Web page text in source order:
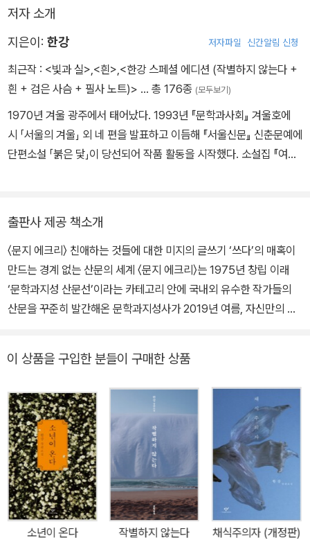
저자 소개
지은이: 한강 저자파일 신간알림 신청
최근작 : <빛과 실>,<흰>,<한강 스페셜 에디션 (작별하지 않는다 +
흰 + 검은 사슴 + 필사 노트)> … 총 176종 (모두보기)
1970년 겨울 광주에서 태어났다. 1993년 『문학과사회』 겨울호에
시 「서울의 겨울」 외 네 편을 발표하고 이듬해 『서울신문』 신춘문예에
단편소설 「붉은 닻」이 당선되어 작품 활동을 시작했다. 소설집 『여수
어 두었다』 등을 출간했다. 오늘의 젊은 예술가상, 이상문학상, 동리
문학상, 만해문학상, 황순원문학상, 김유정문학상, 김만중문학상, 대
산문학상, 인터내셔널 부커상, 말라파르테 문학상, 산클레멘테 문학
상, 메디치 외국문학상, 에밀 기메 아시아문학상 등을 수상했으며, 노
르웨이 ‘미래 도서관’ 프로젝트 참여 작가로 선정되었다. 2024년 한
출판사 제공 책소개
〈문지 에크리〉 친애하는 것들에 대한 미지의 글쓰기 ‘쓰다’의 매혹이
만드는 경계 없는 산문의 세계 〈문지 에크리〉는 1975년 창립 이래
‘문학과지성 산문선’이라는 카테고리 안에 국내외 유수한 작가들의
산문을 꾸준히 발간해온 문학과지성사가 2019년 여름, 자신만의 문
광호, 시인 김혜순과 김소연의 산문으로 첫 선을 보인 〈문지 에크리〉
는 이어 시인 신해욱, 하재연, 시와 소설을 쓰는 이장욱과 소설가 백민
석까지 문학 독자들의 열렬한 지지를 받는 작가들의 작품을 소개해왔
다. ‘에크리’란 프랑스어로, ‘씌어진 것’ 혹은 (그/그녀가 무엇을) ‘쓰
다’라는 행위를 가리키는 말이다. 쓰는 행위를 강조한 이 시리즈는 작
가 한 명 한 명의 다양한 스펙트럼을 최대한 자유로운 방식으로 표현
하는 데 그 의미를 두고 있다. 〈문지 에크리〉는 무엇, 그러니까 목적어
의 자리를 빈칸으로 남겨놓는다. 작가는 마음껏 그 빈칸을 채운다. 어
떤 대상도 주제도 될 수 있는 친애하는 관심사에 대해 ‘쓴다’. 이렇게
태어난 글은 장르적 경계를 슬쩍 넘어서고 어느새 독자와 작가를 잇
이 상품을 구입한 분들이 구매한 상품
소년이 온다 작별하지 않는다 채식주의자 (개정판)